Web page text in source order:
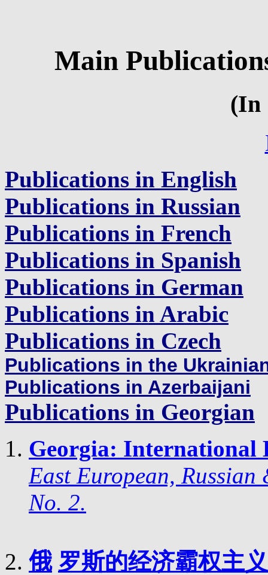
Main
(In
Publications in English
Publications in Russian
Publications in French
Publications in Spanish
Publications in German
Publications in Arabic
Publications in Czech
Publications in the
Publications in Azerbaijani
Publications in Georgian
Georgia: International
East European,
No. 2.
俄 罗斯的经济霸权主义